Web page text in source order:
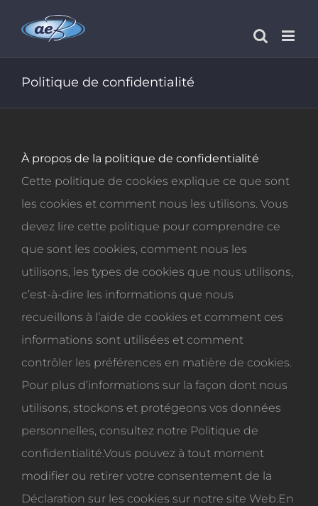
contenu
Politique de confidentialité
À propos de la politique de confidentialité
Cette politique de cookies explique ce que sont
les cookies et comment nous les utilisons. Vous
devez lire cette politique pour comprendre ce
que sont les cookies, comment nous les
utilisons, les types de cookies que nous utilisons,
c’est-à-dire les informations que nous
recueillons à l’aide de cookies et comment ces
informations sont utilisées et comment
contrôler les préférences en matière de cookies.
Pour plus d’informations sur la façon dont nous
utilisons, stockons et protégeons vos données
personnelles, consultez notre Politique de
confidentialité.Vous pouvez à tout moment
modifier ou retirer votre consentement de la
Déclaration sur les cookies sur notre site Web.En